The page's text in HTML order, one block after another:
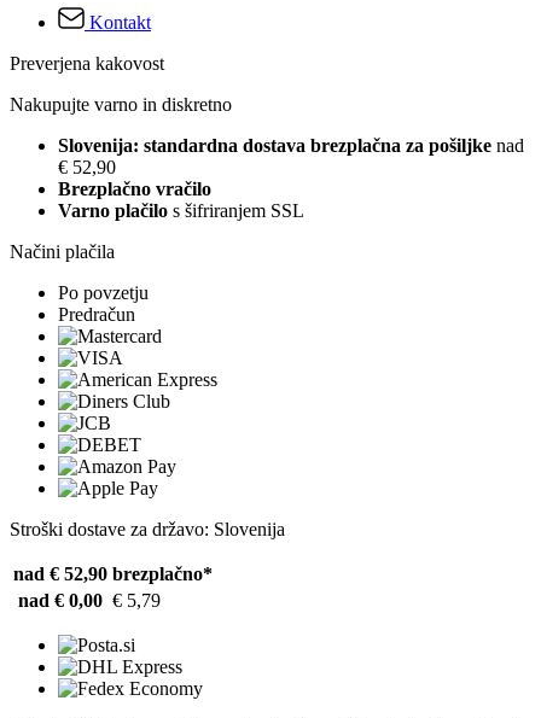
Kontakt
Preverjena kakovost
Nakupujte varno in diskretno
Slovenija: standardna dostava brezplačna za pošiljke nad
€ 52,90
Brezplačno vračilo
Varno plačilo s šifriranjem SSL
Načini plačila
Po povzetju
Predračun
Stroški dostave za državo: Slovenija
nad € 52,90 brezplačno*
nad € 0,00 € 5,79